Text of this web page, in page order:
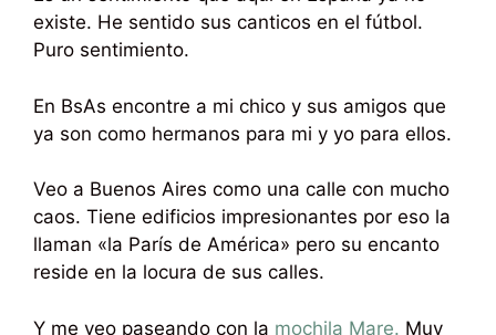
existe. He sentido sus canticos en el fútbol.
Puro sentimiento.
En BsAs encontre a mi chico y sus amigos que
ya son como hermanos para mi y yo para ellos.
Veo a Buenos Aires como una calle con mucho
caos. Tiene edificios impresionantes por eso la
llaman «la París de América» pero su encanto
reside en la locura de sus calles.
Y me veo paseando con la mochila Mare. Muy